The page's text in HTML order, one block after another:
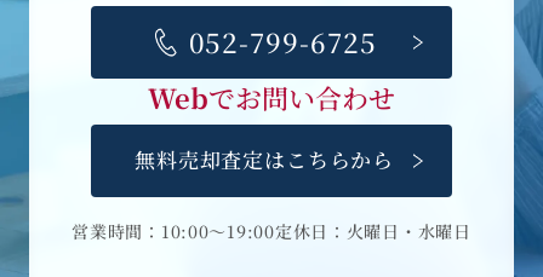
052-799-6725
Webでお問い合わせ
無料売却査定はこちらから
営業時間：10:00～19:00定休日：火曜日・水曜日